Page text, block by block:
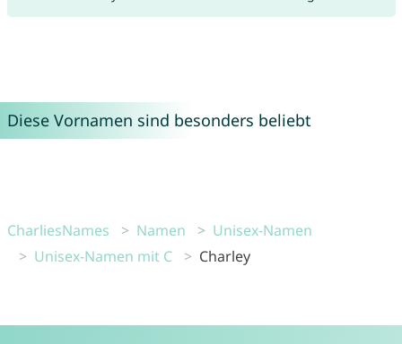
Diese Vornamen sind besonders beliebt
CharliesNames Namen
Unisex-Namen
Unisex-Namen mit C
Charley